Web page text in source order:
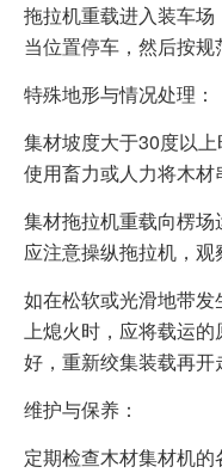
拖拉机重载进入装车
当位置停车，然后按规
特殊地形与情况处理：
集材坡度大于30度以
使用畜力或人力将木材
集材拖拉机重载向楞
应注意操纵拖拉机，观
如在松软或光滑地带
上熄火时，应将载运
好，重新绞集装载再开
维护与保养：
定期检查木材集材机